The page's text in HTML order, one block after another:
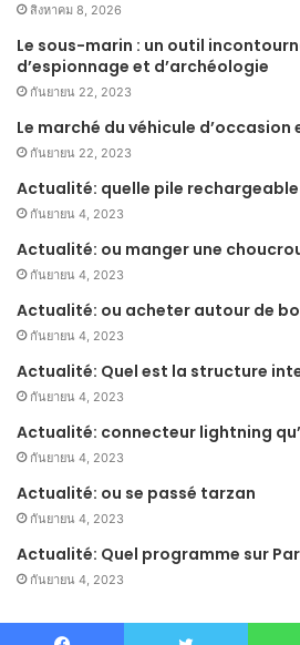
สิงหาคม 8, 2026
Le sous-marin : un outil
d’espionnage et d’archéologie
กันยายน 22, 2023
Le marché du véhicule d’occasion
กันยายน 22, 2023
Actualité: quelle pile
กันยายน 4, 2023
Actualité: ou manger une
กันยายน 4, 2023
Actualité: ou acheter autour de
กันยายน 4, 2023
Actualité: Quel est la structure
กันยายน 4, 2023
Actualité: connecteur lightning
กันยายน 4, 2023
Actualité: ou se passé tarzan
กันยายน 4, 2023
Actualité: Quel programme sur
กันยายน 4, 2023